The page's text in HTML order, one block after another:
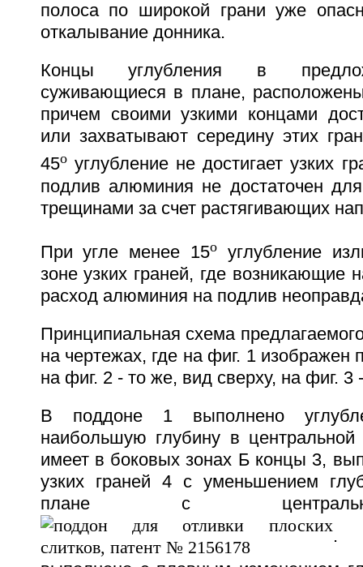
полоса по широкой грани уже
откалывание донника.
Концы углубления в
суживающиеся в плане,
причем своими узкими концами
или захватывают середину этих
45oуглубление не достигает узких
подлив алюминия не достаточен
трещинами за счет растягивающих
При угле менее 15oуглубление
зоне узких граней, где возникающие
расход алюминия на подлив
Принципиальная схема
на чертежах, где на фиг. 1 изображен
на фиг. 2 - то же, вид сверху, на фиг. 3
В поддоне 1 выполнено
наибольшую глубину в
имеет в боковых зонах Б концы 3,
узких граней 4 с уменьшением
плане с
.